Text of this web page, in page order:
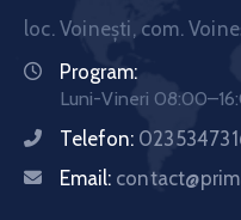
loc. Voinești, com.
Program:
Luni-Vineri
Telefon:
Email: